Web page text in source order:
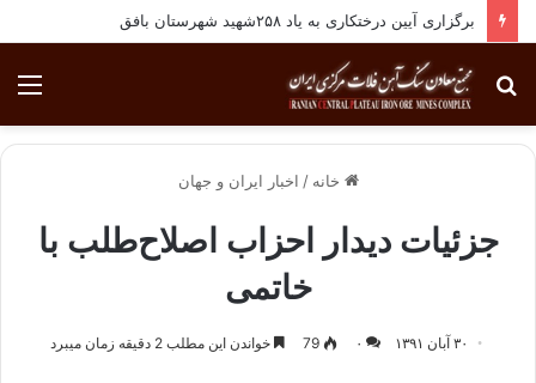
برگزاری آیین درختکاری به یاد ۲۵۸شهید شهرستان بافق
جستجو
برای
خانه / اخبار ایران و جهان
جزئیات دیدار احزاب اصلاح‌طلب با
خاتمی
۳۰ آبان ۱۳۹۱ ۰ 79 خواندن این مطلب 2 دقیقه زمان میبرد